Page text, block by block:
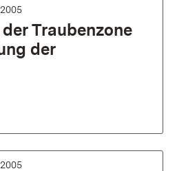
Traubenzone
der